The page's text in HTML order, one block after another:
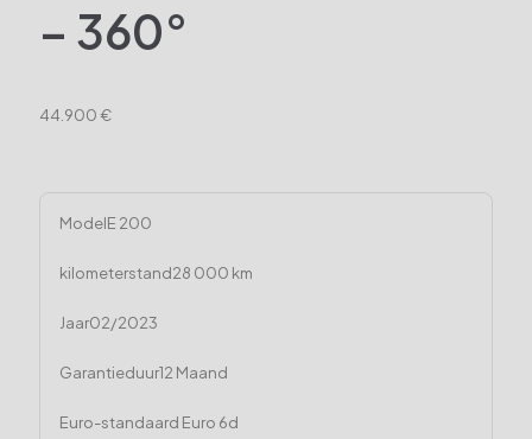
– 360°
44.900 €
ModelE 200
kilometerstand28 000 km
Jaar02/2023
Garantieduur12 Maand
Euro-standaard Euro 6d